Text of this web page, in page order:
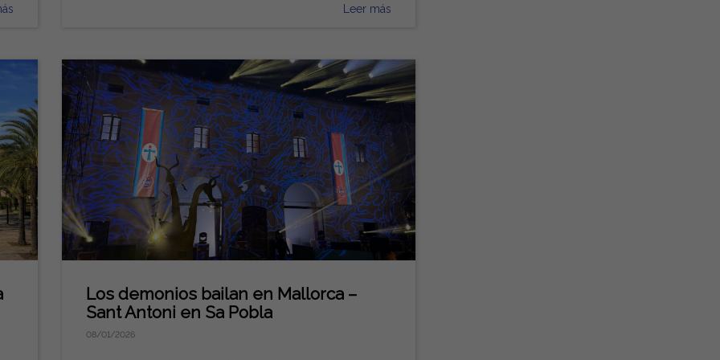
países europeos. Para 2026 se prevé un entorno de
fincas en Llucmajor varían según ubicación, tamaño del
terreno, año de construcción y características. Orientación
aproximada para 2026: Fincas de entrada (terreno 1.500–
3.000 m², equipamiento básico): 550.000 € – 950.000 €
Fincas de gama media (3.000–6.000 m², modernizadas,
piscina): 750.000 € – 1,2 M€ Fincas premium (más de
6.000 m², equipamiento de alta calidad, extras de lujo):
1,2 M€ – 2,5 M€ Populares: Sa Torre, Puig de Ros y
Maioris, con proximidad a playas y campos de golf.
Tendencias 2026 Aumento de la demanda de
fincas modernizadas. Las que necesitan reformas tienden
a estancarse, mientras las renovadas mantienen alta
Leer más
Los demonios bailan en Mallorca –
Sant Antoni en Sa Pobla
08/01/2026